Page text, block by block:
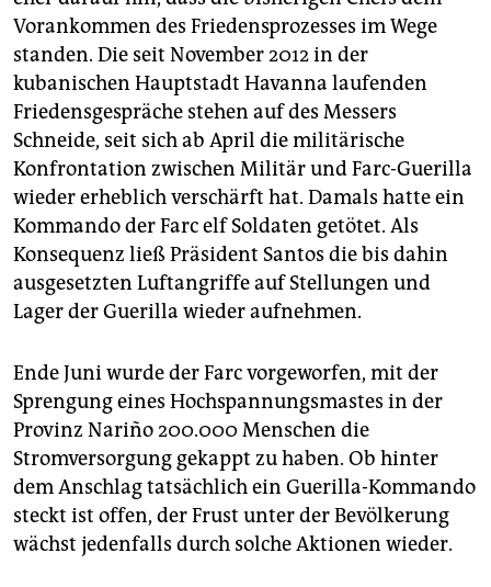
Vorankommen des Friedensprozesses im Wege
standen. Die seit November 2012 in der
kubanischen Hauptstadt Havanna laufenden
Friedensgespräche stehen auf des Messers
Schneide, seit sich ab April die militärische
Konfrontation zwischen Militär und Farc-Guerilla
wieder erheblich verschärft hat. Damals hatte ein
Kommando der Farc elf Soldaten getötet. Als
Konsequenz ließ Präsident Santos die bis dahin
ausgesetzten Luftangriffe auf Stellungen und
Lager der Guerilla wieder aufnehmen.
Ende Juni wurde der Farc vorgeworfen, mit der
Sprengung eines Hochspannungsmastes in der
Provinz Nariño 200.000 Menschen die
Stromversorgung gekappt zu haben. Ob hinter
dem Anschlag tatsächlich ein Guerilla-Kommando
steckt ist offen, der Frust unter der Bevölkerung
wächst jedenfalls durch solche Aktionen wieder.